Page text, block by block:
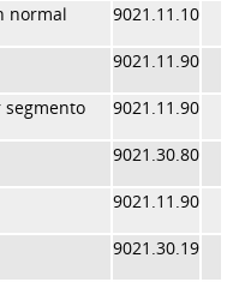
normal 9021.11.10
9021.11.90
9021.11.90
9021.30.80
9021.11.90
9021.30.19